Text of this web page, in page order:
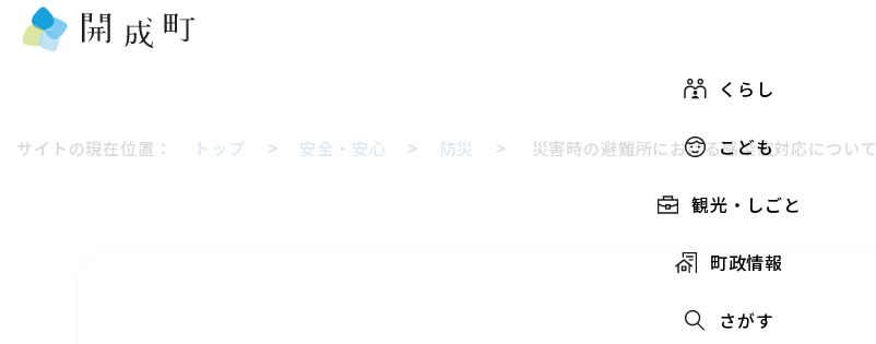
くらし
こども
観光・しごと
町政情報
さがす
サイトの現在位置： トップ > 安全・安心 > 防災 > 災害時の避難所における感染症対応について